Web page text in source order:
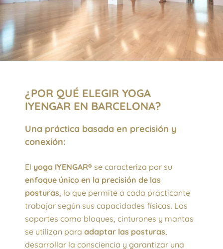
¿POR QUÉ ELEGIR YOGA
IYENGAR EN BARCELONA?
Una práctica basada en precisión y
conexión:
El yoga IYENGAR® se caracteriza por su
enfoque único en la precisión de las
posturas, lo que permite a cada practicante
trabajar según sus capacidades físicas. Los
soportes como bloques, cinturones y mantas
se utilizan para adaptar las posturas,
desarrollar la consciencia y garantizar una